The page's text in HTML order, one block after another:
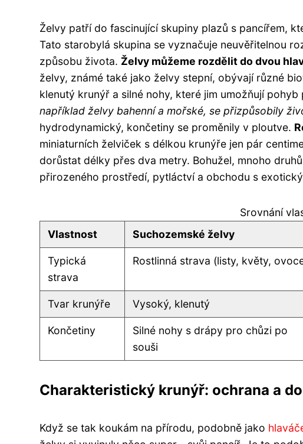
Želvy patří do fascinující skupiny plazů s pancířem,
Tato starobylá skupina se vyznačuje neuvěřitelnou
způsobu života. Želvy můžeme rozdělit do dvou
želvy, známé také jako želvy stepní, obývají různé
klenutý krunýř a silné nohy, které jim umožňují pohyb
například želvy bahenní a mořské, se přizpůsobily
hydrodynamický, končetiny se proměnily v ploutve.
miniaturních želviček s délkou krunýře jen pár
dorůstat délky přes dva metry. Bohužel, mnoho
přirozeného prostředí, pytláctví a obchodu s
Srovnání
Vlastnost
Suchozemské želvy
Typická
strava
Rostlinná strava (listy, květy,
Tvar krunýře Vysoký, klenutý
Končetiny
Silné nohy s drápy pro chůzi po
souši
Charakteristický krunýř: ochrana a
Když se tak koukám na přírodu, podobně jako